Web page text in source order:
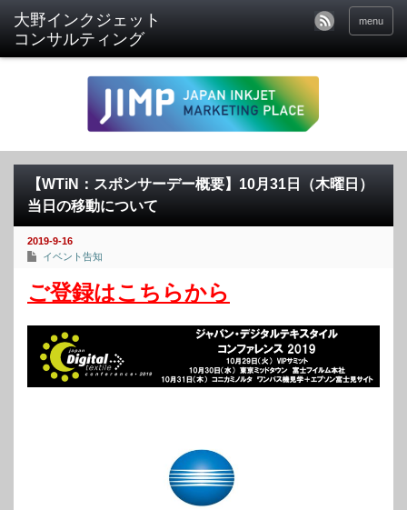
menu
【WTiN：スポンサーデー概要】10月31日（木曜日）
当日の移動について
2019-9-16
イベント告知
ご登録はこちらから